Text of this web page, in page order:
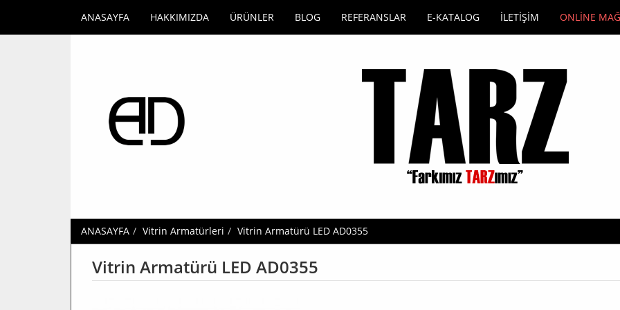
ANASAYFA HAKKIMIZDA ÜRÜNLER BLOG REFERANSLAR E-KATALOG İLETİŞİM ONLİNE
ANASAYFA Vitrin Armatürleri Vitrin Armatürü LED AD0355
Vitrin Armatürü LED AD0355